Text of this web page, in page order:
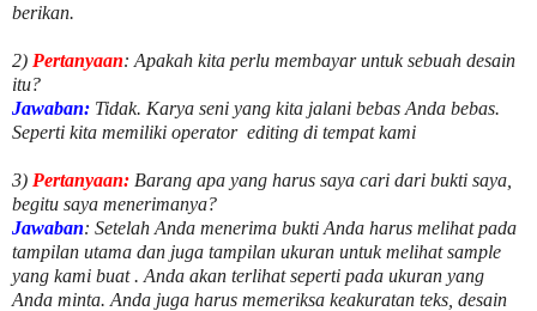
berikan.
2) Pertanyaan: Apakah kita perlu membayar untuksebuah desain
itu?
Jawaban: Tidak. Karya seni yang kita jalani bebas Anda bebas.
Seperti kita memiliki operator editing di tempat kami
3) Pertanyaan: Barang apa yang harus saya cari dari bukti saya,
begitu saya menerimanya?
Jawaban: Setelah Anda menerima bukti Anda harus melihat pada
tampilan utama dan juga tampilan ukuran untuk melihatsample
yang kami buat . Anda akan terlihat seperti pada ukuran yang
Anda minta. Anda juga harus memeriksa keakuratan teks, desain